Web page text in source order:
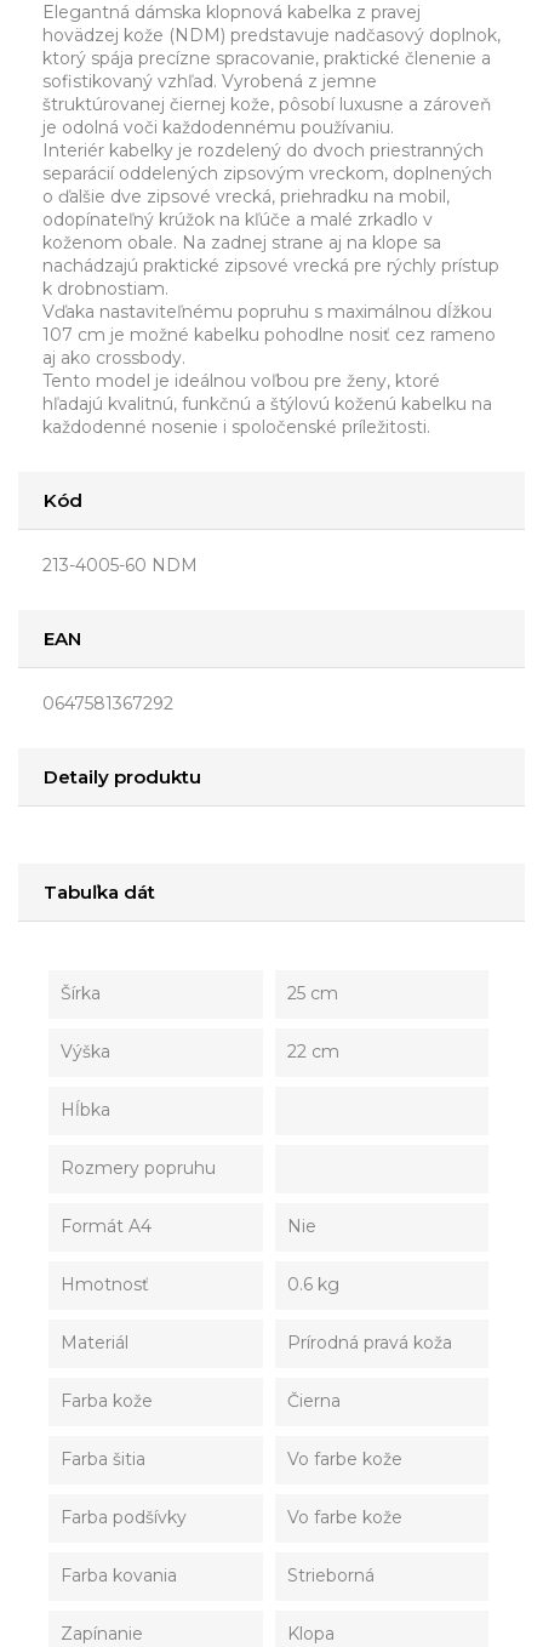
Elegantná dámska klopnová kabelka z pravej
hovädzej kože (NDM) predstavuje nadčasový doplnok,
ktorý spája precízne spracovanie, praktické členenie a
sofistikovaný vzhľad. Vyrobená z jemne
štruktúrovanej čiernej kože, pôsobí luxusne a zároveň
je odolná voči každodennému používaniu.
Interiér kabelky je rozdelený do dvoch priestranných
separácií oddelených zipsovým vreckom, doplnených
o ďalšie dve zipsové vrecká, priehradku na mobil,
odopínateľný krúžok na kľúče a malé zrkadlo v
koženom obale. Na zadnej strane aj na klope sa
nachádzajú praktické zipsové vrecká pre rýchly prístup
k drobnostiam.
Vďaka nastaviteľnému popruhu s maximálnou dĺžkou
107 cm je možné kabelku pohodlne nosiť cez rameno
aj ako crossbody.
Tento model je ideálnou voľbou pre ženy, ktoré
hľadajú kvalitnú, funkčnú a štýlovú koženú kabelku na
každodenné nosenie i spoločenské príležitosti.
Kód
213-4005-60 NDM
EAN
0647581367292
Detaily produktu
Tabuľka dát
Šírka 25 cm
Výška 22 cm
Hĺbka
Rozmery popruhu
Formát A4 Nie
Hmotnosť 0.6 kg
Materiál Prírodná pravá koža
Farba kože Čierna
Farba šitia Vo farbe kože
Farba podšívky Vo farbe kože
Farba kovania Strieborná
Zapínanie Klopa